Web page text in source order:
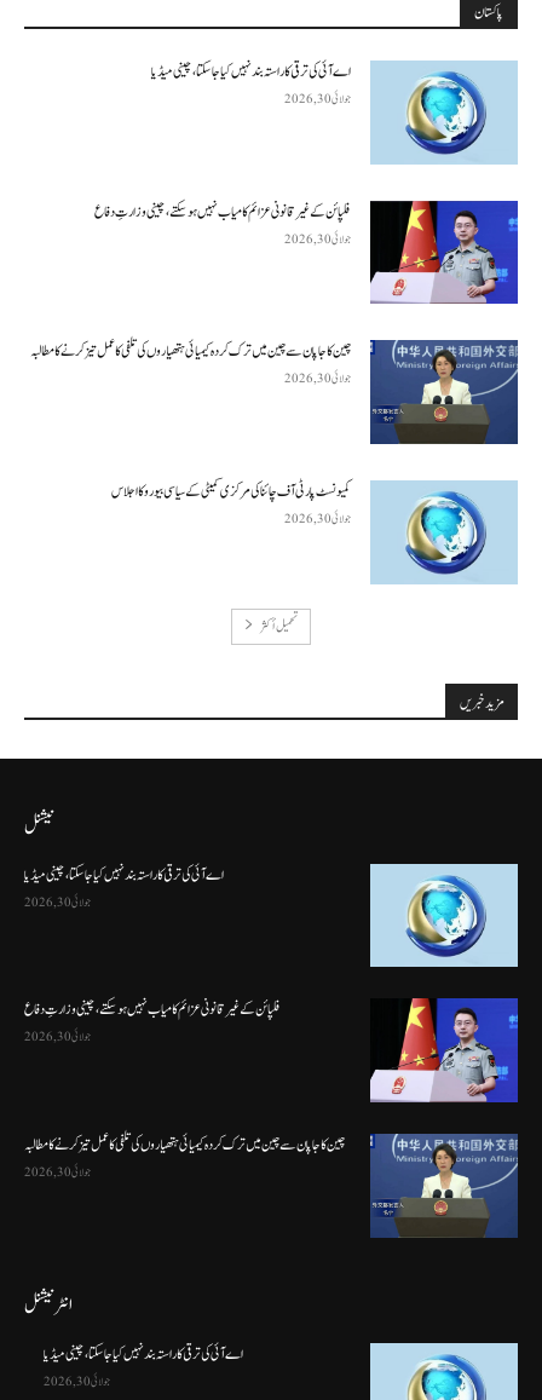
پاکستان
اے آئی کی ترقی کا راستہ بند نہیں کیا جا سکتا، چینی میڈیا
جولائی 30, 2026
فلپائن کے غیر قانونی عزائم کامیاب نہیں ہو سکتے ، چینی وزارتِ دفاع
جولائی 30, 2026
چین کا جاپان سے چین میں ترک کردہ کیمیائی ہتھیاروں کی تلفی کا عمل تیز کرنے کا مطالبہ
جولائی 30, 2026
کمیونسٹ پارٹی آف چائنا کی مرکزی کمیٹی کے سیاسی بیورو کا اجلاس
جولائی 30, 2026
تحميل أكثر
مزید خبریں
نیشنل
اے آئی کی ترقی کا راستہ بند نہیں کیا جا سکتا، چینی میڈیا
جولائی 30, 2026
فلپائن کے غیر قانونی عزائم کامیاب نہیں ہو سکتے ، چینی وزارتِ دفاع
جولائی 30, 2026
چین کا جاپان سے چین میں ترک کردہ کیمیائی ہتھیاروں کی تلفی کا عمل تیز کرنے کا مطالبہ
جولائی 30, 2026
انٹرنیشنل
اے آئی کی ترقی کا راستہ بند نہیں کیا جا سکتا، چینی میڈیا
جولائی 30, 2026